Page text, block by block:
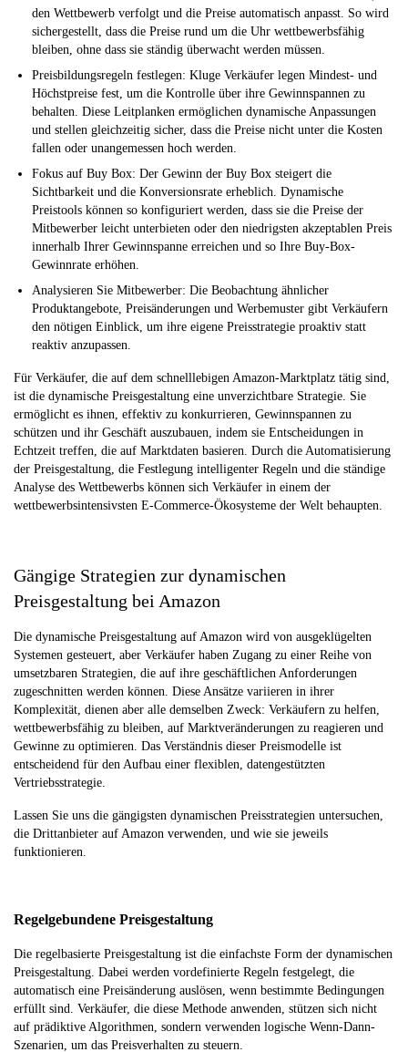
den Wettbewerb verfolgt und die Preise automatisch anpasst. So wird
sichergestellt, dass die Preise rund um die Uhr wettbewerbsfähig
bleiben, ohne dass sie ständig überwacht werden müssen.
Preisbildungsregeln festlegen: Kluge Verkäufer legen Mindest- und
Höchstpreise fest, um die Kontrolle über ihre Gewinnspannen zu
behalten. Diese Leitplanken ermöglichen dynamische Anpassungen
und stellen gleichzeitig sicher, dass die Preise nicht unter die Kosten
fallen oder unangemessen hoch werden.
Fokus auf Buy Box: Der Gewinn der Buy Box steigert die
Sichtbarkeit und die Konversionsrate erheblich. Dynamische
Preistools können so konfiguriert werden, dass sie die Preise der
Mitbewerber leicht unterbieten oder den niedrigsten akzeptablen Preis
innerhalb Ihrer Gewinnspanne erreichen und so Ihre Buy-Box-
Gewinnrate erhöhen.
Analysieren Sie Mitbewerber: Die Beobachtung ähnlicher
Produktangebote, Preisänderungen und Werbemuster gibt Verkäufern
den nötigen Einblick, um ihre eigene Preisstrategie proaktiv statt
reaktiv anzupassen.
Für Verkäufer, die auf dem schnelllebigen Amazon-Marktplatz tätig sind,
ist die dynamische Preisgestaltung eine unverzichtbare Strategie. Sie
ermöglicht es ihnen, effektiv zu konkurrieren, Gewinnspannen zu
schützen und ihr Geschäft auszubauen, indem sie Entscheidungen in
Echtzeit treffen, die auf Marktdaten basieren. Durch die Automatisierung
der Preisgestaltung, die Festlegung intelligenter Regeln und die ständige
Analyse des Wettbewerbs können sich Verkäufer in einem der
wettbewerbsintensivsten E-Commerce-Ökosysteme der Welt behaupten.
Gängige Strategien zur dynamischen
Preisgestaltung bei Amazon
Die dynamische Preisgestaltung auf Amazon wird von ausgeklügelten
Systemen gesteuert, aber Verkäufer haben Zugang zu einer Reihe von
umsetzbaren Strategien, die auf ihre geschäftlichen Anforderungen
zugeschnitten werden können. Diese Ansätze variieren in ihrer
Komplexität, dienen aber alle demselben Zweck: Verkäufern zu helfen,
wettbewerbsfähig zu bleiben, auf Marktveränderungen zu reagieren und
Gewinne zu optimieren. Das Verständnis dieser Preismodelle ist
entscheidend für den Aufbau einer flexiblen, datengestützten
Vertriebsstrategie.
Lassen Sie uns die gängigsten dynamischen Preisstrategien untersuchen,
die Drittanbieter auf Amazon verwenden, und wie sie jeweils
funktionieren.
Regelgebundene Preisgestaltung
Die regelbasierte Preisgestaltung ist die einfachste Form der dynamischen
Preisgestaltung. Dabei werden vordefinierte Regeln festgelegt, die
automatisch eine Preisänderung auslösen, wenn bestimmte Bedingungen
erfüllt sind. Verkäufer, die diese Methode anwenden, stützen sich nicht
auf prädiktive Algorithmen, sondern verwenden logische Wenn-Dann-
Szenarien, um das Preisverhalten zu steuern.